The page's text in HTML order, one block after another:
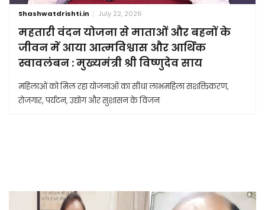
Shashwatdrishti.in July 22, 2026
महतारी वंदन योजना से माताओं और बहनों के
जीवन में आया आत्मविश्वास और आर्थिक
स्वावलंबन : मुख्यमंत्री श्री विष्णुदेव साय
महिलाओं को मिल रहा योजनाओं का सीधा लाभमहिला सशक्तिकरण,
रोजगार, पर्यटन, उद्योग और सुशासन के विजन